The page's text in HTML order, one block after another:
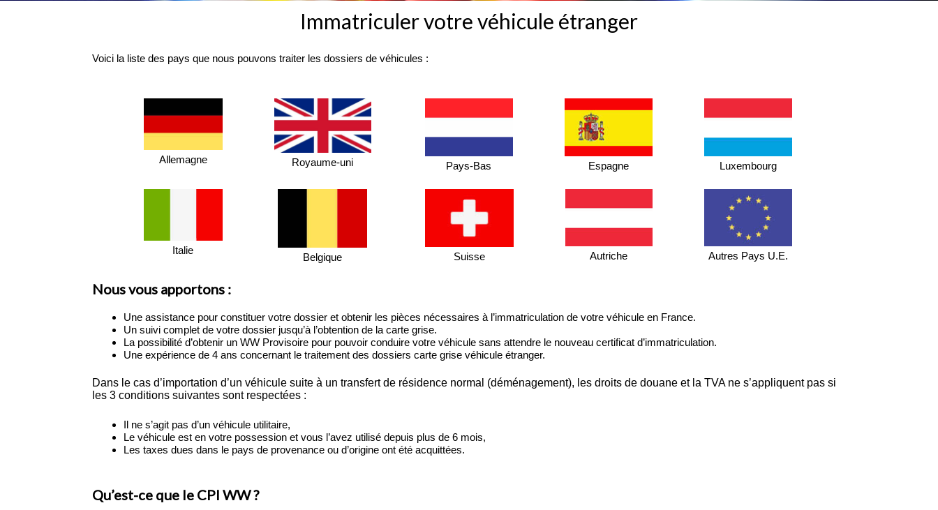
Immatriculer votre véhicule étranger
Voici la liste des pays que nous pouvons traiter les dossiers de véhicules :
Allemagne Royaume-uni Pays-Bas Espagne Luxembourg
Italie
Belgique Suisse Autriche Autres Pays U.E.
Nous vous apportons :
Une assistance pour constituer votre dossier et obtenir les pièces nécessaires à l’immatriculation de votre véhicule en France.
Un suivi complet de votre dossier jusqu’à l’obtention de la carte grise.
La possibilité d’obtenir un WW Provisoire pour pouvoir conduire votre véhicule sans attendre le nouveau certificat d’immatriculation.
Une expérience de 4 ans concernant le traitement des dossiers carte grise véhicule étranger.
Dans le cas d’importation d’un véhicule suite à un transfert de résidence normal (déménagement), les droits de douane et la TVA ne s’appliquent pas si
les 3 conditions suivantes sont respectées :
Il ne s’agit pas d’un véhicule utilitaire,
Le véhicule est en votre possession et vous l’avez utilisé depuis plus de 6 mois,
Les taxes dues dans le pays de provenance ou d’origine ont été acquittées.
Qu’est-ce que le CPI WW ?